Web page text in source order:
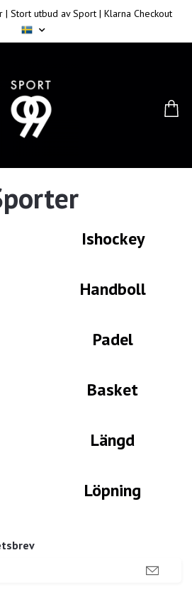
Stort utbud av Sport | Klarna Checkout
Ishockey
Handboll
Padel
Basket
Längd
Löpning